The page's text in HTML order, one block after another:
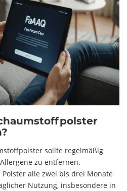
sollte regelmäßig
zu entfernen.
alle zwei bis drei Monate
Nutzung, insbesondere in